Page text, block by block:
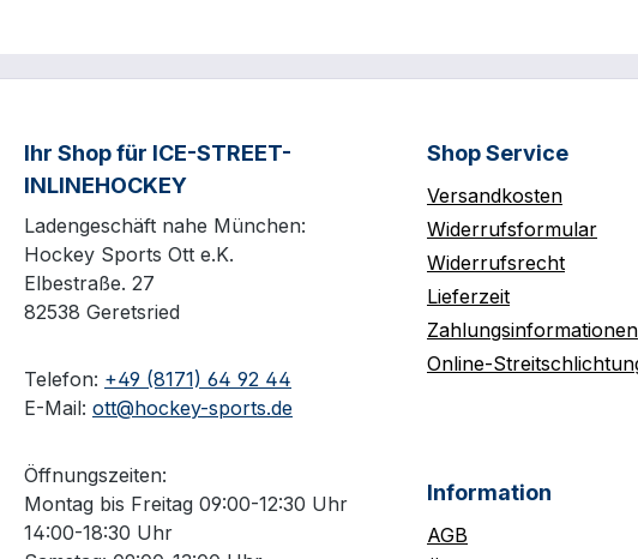
Ihr Shop für ICE-STREET-
INLINEHOCKEY
Ladengeschäft nahe München:
Hockey Sports Ott e.K.
Elbestraße. 27
82538 Geretsried
Telefon: +49 (8171) 64 92 44
E-Mail: ott@hockey-sports.de
Öffnungszeiten:
Montag bis Freitag 09:00-12:30 Uhr
14:00-18:30 Uhr
Shop Service
Versandkosten
Widerrufsformular
Widerrufsrecht
Lieferzeit
Zahlungsinformationen
Online-
Information
AGB